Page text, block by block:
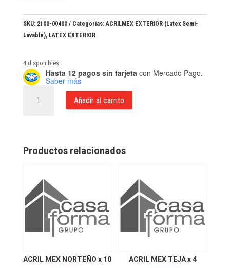
SKU: 2100-00400 Categorías: ACRILMEX EXTERIOR (Latex Semi-
Lavable), LATEX EXTERIOR
4 disponibles
Hasta 12 pagos sin tarjeta con Mercado Pago.
Saber más
cantidad
Añadir al carrito
Productos relacionados
ACRIL MEX NORTEÑO x 10
ACRIL MEX TEJA x 4